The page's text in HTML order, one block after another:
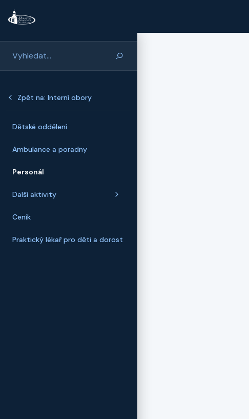
Zpět na: Interní obory
Dětské oddělení
Ambulance a poradny
Personál
Další aktivity
Ceník
Praktický lékař pro děti a dorost